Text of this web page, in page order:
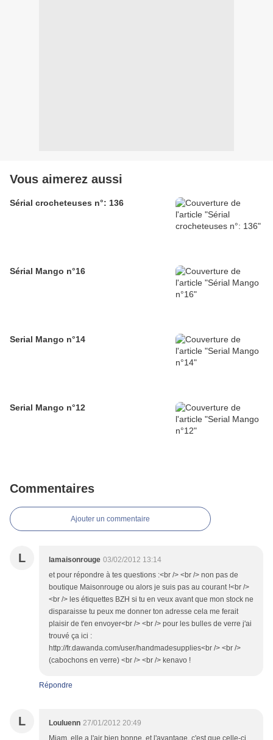
Vous aimerez aussi
Sérial crocheteuses n°: 136
Sérial Mango n°16
Serial Mango n°14
Serial Mango n°12
Commentaires
Ajouter un commentaire
L lamaisonrouge 03/02/2012 13:14
et pour répondre à tes questions :<br /> <br /> non pas de
boutique Maisonrouge ou alors je suis pas au courant !<br />
<br /> les étiquettes BZH si tu en veux avant que mon stock ne
disparaisse tu peux me donner ton adresse cela me ferait
plaisir de t'en envoyer<br /> <br /> pour les bulles de verre j'ai
trouvé ça ici :
http://fr.dawanda.com/user/handmadesupplies<br /> <br />
(cabochons en verre) <br /> <br /> kenavo !
Répondre
L Louluenn 27/01/2012 20:49
Miam, elle a l'air bien bonne, et l'avantage, c'est que celle-ci